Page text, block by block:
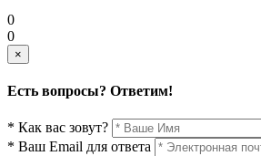
0
0
×
Есть вопросы? Ответим!
* Как вас зовут?
* Ваш Email для ответа